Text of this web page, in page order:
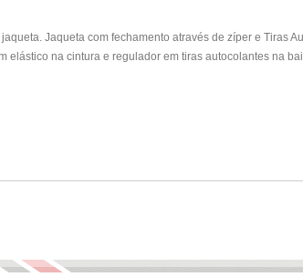
Jaqueta com fechamento através de zíper e Tiras
elástico na cintura e regulador em tiras autocolantes na